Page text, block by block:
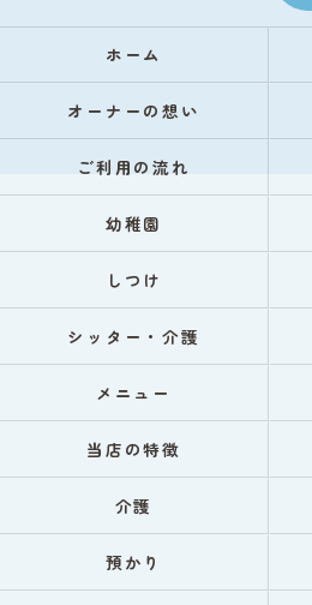
ホーム
オーナーの想い
ご利用の流れ
幼稚園
しつけ
シッター・介護
メニュー
当店の特徴
介護
預かり